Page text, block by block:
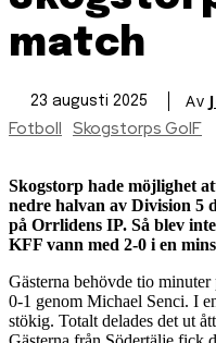
match
23 augusti 2025 Av
Fotboll Skogstorps GoIF
Skogstorp hade möjlighet
nedre halvan av Division 5
på Orrlidens IP. Så blev
KFF vann med 2-0 i en
Gästerna behövde tio
0-1 genom Michael Senci. I
stökig. Totalt delades det ut